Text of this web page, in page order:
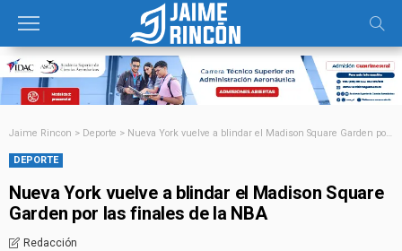
Jaime Rincon > Deporte > Nueva York vuelve a blindar el Madison Square Garden por las finales de la NBA
DEPORTE
Nueva York vuelve a blindar el Madison Square
Garden por las finales de la NBA
Redacción